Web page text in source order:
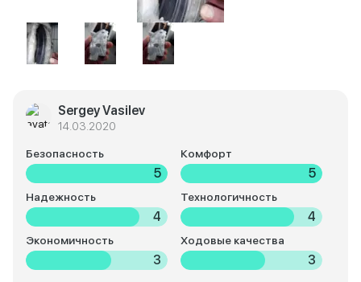
Sergey Vasilev
14.03.2020
Безопасность
5
Комфорт
5
Надежность
4
Технологичность
4
Экономичность
3
Ходовые качества
3